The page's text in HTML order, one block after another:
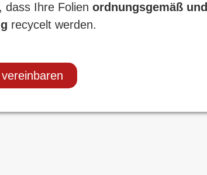
dass Ihre Folien ordnungsgemäß und
recycelt werden.